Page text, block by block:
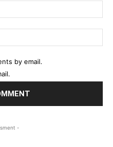
by email.
-